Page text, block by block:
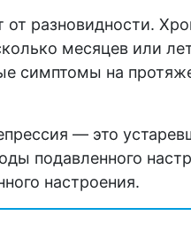
от разновидности.
месяцев или
симптомы на
— это
подавленного
настроения.